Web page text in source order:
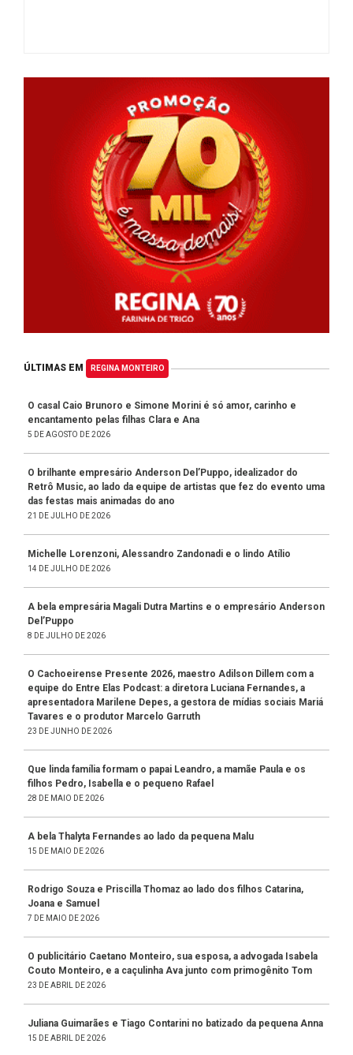
ÚLTIMAS EM REGINA MONTEIRO
O casal Caio Brunoro e Simone Morini é só amor, carinho e
encantamento pelas filhas Clara e Ana
5 DE AGOSTO DE 2026
O brilhante empresário Anderson Del’Puppo, idealizador do
Retrô Music, ao lado da equipe de artistas que fez do evento uma
das festas mais animadas do ano
21 DE JULHO DE 2026
Michelle Lorenzoni, Alessandro Zandonadi e o lindo Atílio
14 DE JULHO DE 2026
A bela empresária Magali Dutra Martins e o empresário Anderson
Del’Puppo
8 DE JULHO DE 2026
O Cachoeirense Presente 2026, maestro Adilson Dillem com a
equipe do Entre Elas Podcast: a diretora Luciana Fernandes, a
apresentadora Marilene Depes, a gestora de mídias sociais Mariá
Tavares e o produtor Marcelo Garruth
23 DE JUNHO DE 2026
Que linda família formam o papai Leandro, a mamãe Paula e os
filhos Pedro, Isabella e o pequeno Rafael
28 DE MAIO DE 2026
A bela Thalyta Fernandes ao lado da pequena Malu
15 DE MAIO DE 2026
Rodrigo Souza e Priscilla Thomaz ao lado dos filhos Catarina,
Joana e Samuel
7 DE MAIO DE 2026
O publicitário Caetano Monteiro, sua esposa, a advogada Isabela
Couto Monteiro, e a caçulinha Ava junto com primogênito Tom
23 DE ABRIL DE 2026
Juliana Guimarães e Tiago Contarini no batizado da pequena Anna
15 DE ABRIL DE 2026